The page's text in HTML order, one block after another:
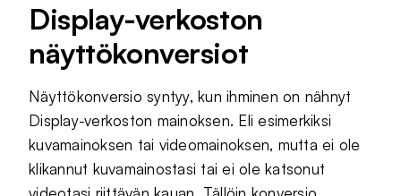
Display-verkoston
näyttökonversiot
Näyttökonversio syntyy, kun ihminen on nähnyt
Display-verkoston mainoksen. Eli esimerkiksi
kuvamainoksen tai videomainoksen, mutta ei ole
klikannut kuvamainostasi tai ei ole katsonut